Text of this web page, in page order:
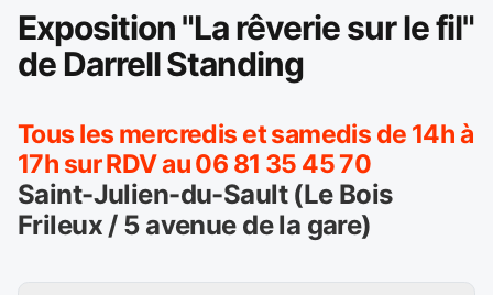
Exposition "La rêverie sur le fil"
de Darrell Standing
Tous les mercredis et samedis de 14h à
17h sur RDV au 06 81 35 45 70
Saint-Julien-du-Sault (Le Bois
Frileux / 5 avenue de la gare)